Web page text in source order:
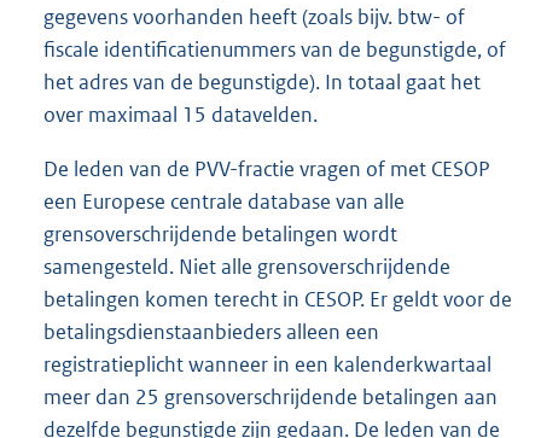
gegevens voorhanden heeft (zoals bijv. btw- of
fiscale identificatienummers van de begunstigde, of
het adres van de begunstigde). In totaal gaat het
over maximaal 15 datavelden.
De leden van de PVV-fractie vragen of met CESOP
een Europese centrale database van alle
grensoverschrijdende betalingen wordt
samengesteld. Niet alle grensoverschrijdende
betalingen komen terecht in CESOP. Er geldt voor de
betalingsdienstaanbieders alleen een
registratieplicht wanneer in een kalenderkwartaal
meer dan 25 grensoverschrijdende betalingen aan
dezelfde begunstigde zijn gedaan. De leden van de